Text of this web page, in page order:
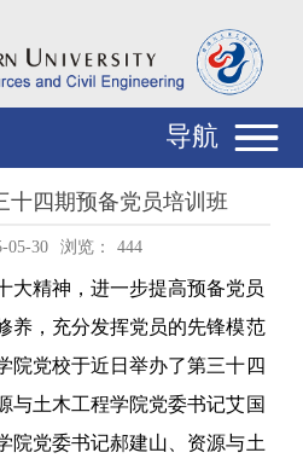
导航
十四期预备党员培训班
05-30 浏览： 444
大精神，进一步提高预备党员
养，充分发挥党员的先锋模范
院党校于近日举办了第三十四
与土木工程学院党委书记艾国
院党委书记郝建山、资源与土